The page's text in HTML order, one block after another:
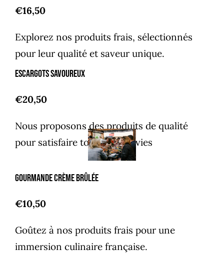
€16,50
Explorez nos produits frais, sélectionnés
pour leur qualité et saveur unique.
Escargots savoureux
€20,50
Nous proposons des produits de qualité
pour satisfaire toutes les envies
Gourmande crème brûlée
€10,50
Goûtez à nos produits frais pour une
immersion culinaire française.